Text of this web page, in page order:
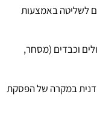
לשליטה באמצעות
וכבדים (מסחר,
ידנית במקרה של הפסקת